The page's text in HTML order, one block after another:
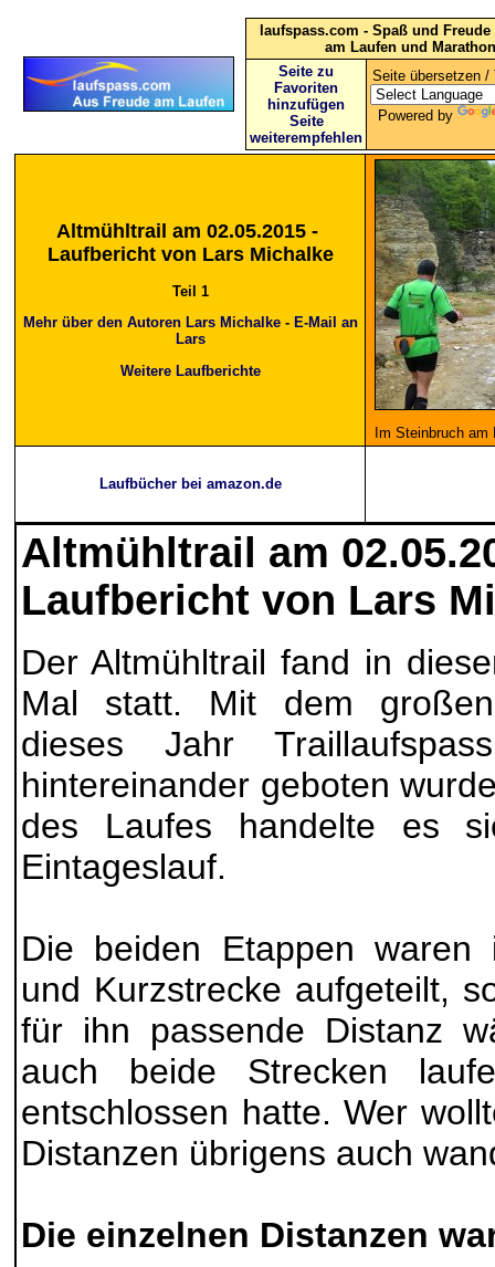
laufspass.com - Spaß und
am Laufen und Marathon
Seite zu
Favoriten
hinzufügen
Seite
weiterempfehlen
Seite übersetzen /
Powered by
Altmühltrail am 02.05.2015 -
Laufbericht von Lars Michalke
Teil 1
Mehr über den Autoren Lars Michalke- E-Mail an
Lars
Weitere Laufberichte
Im Steinbruch am
Laufbücher bei amazon.de
Altmühltrail am
Laufbericht von Lars
Der Altmühltrail fand in
Mal statt. Mit dem
dieses Jahr
hintereinander geboten
des Laufes handelte es
Eintageslauf.
Die beiden Etappen waren
und Kurzstrecke aufgeteilt,
für ihn passende Distanz
auch beide Strecken
entschlossen hatte. Wer
Distanzen übrigens auch
Die einzelnen Distanzen